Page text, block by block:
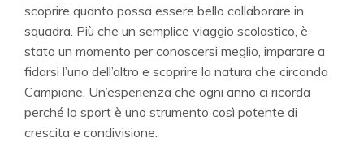
scoprire quanto possa essere bello collaborare in
squadra. Più che un semplice viaggio scolastico, è
stato un momento per conoscersi meglio, imparare a
fidarsi l’uno dell’altro e scoprire la natura che circonda
Campione. Un’esperienza che ogni anno ci ricorda
perché lo sport è uno strumento così potente di
crescita e condivisione.